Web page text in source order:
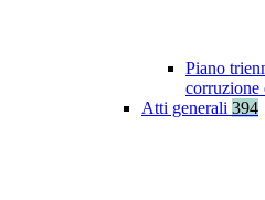
Piano
corruzione
Atti generali 394